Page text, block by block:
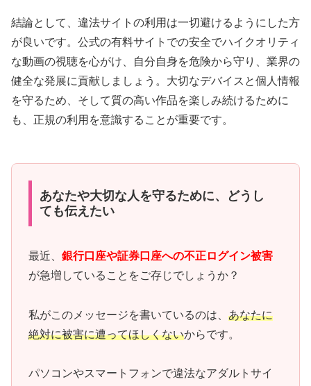
結論として、違法サイトの利用は一切避けるようにした方
が良いです。公式の有料サイトでの安全でハイクオリティ
な動画の視聴を心がけ、自分自身を危険から守り、業界の
健全な発展に貢献しましょう。大切なデバイスと個人情報
を守るため、そして質の高い作品を楽しみ続けるために
も、正規の利用を意識することが重要です。
あなたや大切な人を守るために、どうし
ても伝えたい
最近、 銀行口座や証券口座への不正ログイン被害
が急増していることをご存じでしょうか？
私がこのメッセージを書いているのは、 あなたに
絶対に被害に遭ってほしくないからです。
パソコンやスマートフォンで違法なアダルトサイ